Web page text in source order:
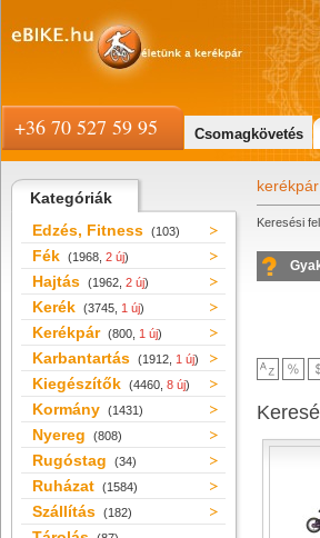
Kategóriák
Edzés, Fitness (103)
Fék (1968, 2 új)
Hajtás (1962, 2 új)
Kerék (3745, 1 új)
Kerékpár (800, 1 új)
Karbantartás (1912, 1 új)
Kiegészítők (4460, 8 új)
Kormány (1431)
Nyereg (808)
Rugóstag (34)
Ruházat (1584)
Szállítás (182)
kerékpár
Keresési
+36 70 527 59 95 Csomagkövetés